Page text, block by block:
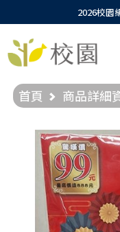
2026校園
首頁 商品詳細